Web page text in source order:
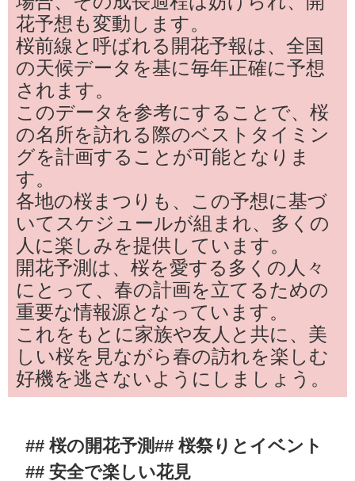
花予想も変動します。
桜前線と呼ばれる開花予報は、全国
の天候データを基に毎年正確に予想
されます。
このデータを参考にすることで、桜
の名所を訪れる際のベストタイミン
グを計画することが可能となりま
す。
各地の桜まつりも、この予想に基づ
いてスケジュールが組まれ、多くの
人に楽しみを提供しています。
開花予測は、桜を愛する多くの人々
にとって、春の計画を立てるための
重要な情報源となっています。
これをもとに家族や友人と共に、美
しい桜を見ながら春の訪れを楽しむ
好機を逃さないようにしましょう。
## 桜の開花予測## 桜祭りとイベント
## 安全で楽しい花見